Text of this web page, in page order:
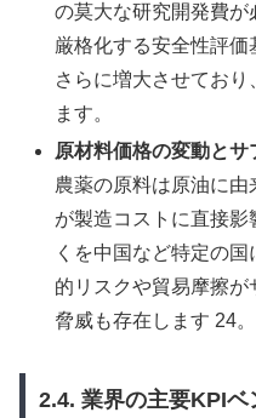
の莫大な研究開発費が
厳格化する安全性評
さらに増大させてお
ます。
原材料価格の変動と
農薬の原料は原油に
が製造コストに直接
くを中国など特定の
的リスクや貿易摩擦
脅威も存在します 24。
2.4. 業界の主要KPIベ